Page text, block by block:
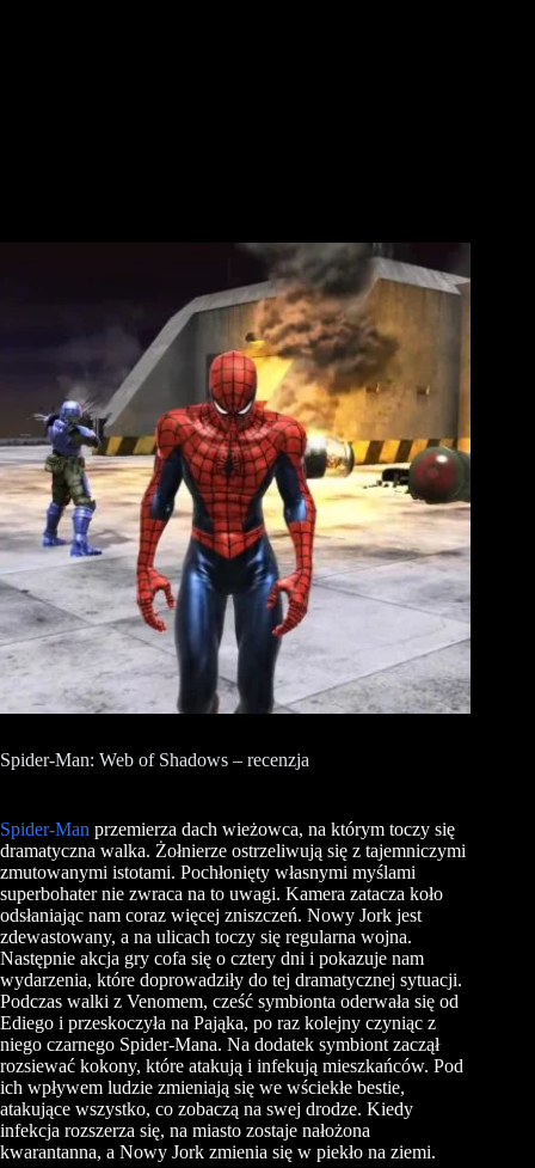
Spider-Man: Web of Shadows – recenzja
Spider-Man przemierza dach wieżowca, na którym toczy się
dramatyczna walka. Żołnierze ostrzeliwują się z tajemniczymi
zmutowanymi istotami. Pochłonięty własnymi myślami
superbohater nie zwraca na to uwagi. Kamera zatacza koło
odsłaniając nam coraz więcej zniszczeń. Nowy Jork jest
zdewastowany, a na ulicach toczy się regularna wojna.
Następnie akcja gry cofa się o cztery dni i pokazuje nam
wydarzenia, które doprowadziły do tej dramatycznej sytuacji.
Podczas walki z Venomem, cześć symbionta oderwała się od
Ediego i przeskoczyła na Pająka, po raz kolejny czyniąc z
niego czarnego Spider-Mana. Na dodatek symbiont zaczął
rozsiewać kokony, które atakują i infekują mieszkańców. Pod
ich wpływem ludzie zmieniają się we wściekłe bestie,
atakujące wszystko, co zobaczą na swej drodze. Kiedy
infekcja rozszerza się, na miasto zostaje nałożona
kwarantanna, a Nowy Jork zmienia się w piekło na ziemi.